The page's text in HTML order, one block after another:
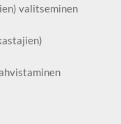
valitseminen